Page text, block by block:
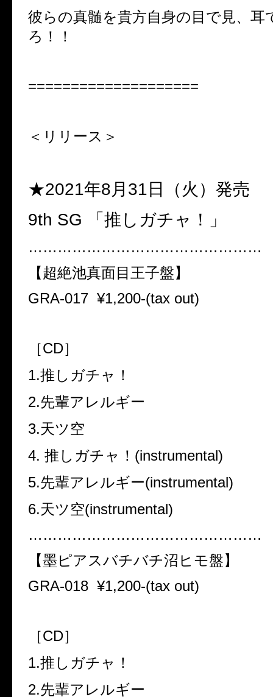
彼らの真髄を貴方自身の目で見、耳
ろ！！
====================
＜リリース＞
★2021年8月31日（火）発売
9th SG 「推しガチャ！」
…………………………………………
【超絶池真面目王子盤】
GRA-017 ¥1,200-(tax out)
［CD］
1.推しガチャ！
2.先輩アレルギー
3.天ツ空
4. 推しガチャ！(instrumental)
5.先輩アレルギー(instrumental)
6.天ツ空(instrumental)
…………………………………………
【墨ピアスバチバチ沼ヒモ盤】
GRA-018 ¥1,200-(tax out)
［CD］
1.推しガチャ！
2.先輩アレルギー